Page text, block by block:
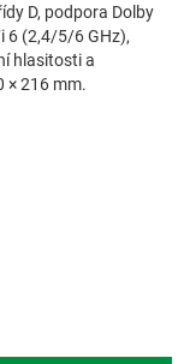
D, podpora Dolby
6 (2,4/5/6 GHz),
hlasitosti a
× 216 mm.